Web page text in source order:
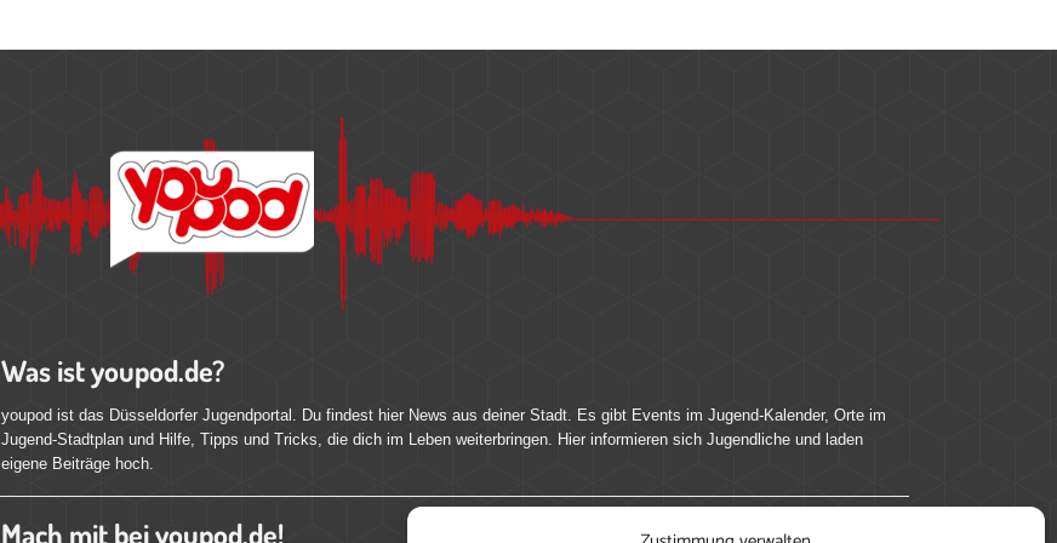
Was ist youpod.de?
youpod ist das Düsseldorfer Jugendportal. Du findest hier News aus deiner Stadt. Es gibt Events im Jugend-Kalender, Orte im
Jugend-Stadtplan und Hilfe, Tipps und Tricks, die dich im Leben weiterbringen. Hier informieren sich Jugendliche und laden
eigene Beiträge hoch.
Mach mit bei youpod.de!